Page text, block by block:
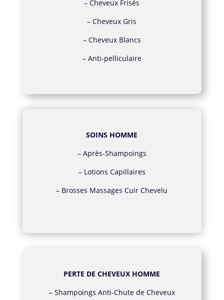
–Cheveux Frisés
–Cheveux Gris
– Cheveux Blancs
– Anti-pelliculaire
SOINS HOMME
– Après-Shampoings
– Lotions Capillaires
– Brosses Massages Cuir Chevelu
PERTE DE CHEVEUX HOMME
– Shampoings Anti-Chute de Cheveux